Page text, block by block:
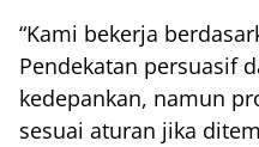
“Kami bekerja
Pendekatan persuasif
kedepankan, namun
sesuai aturan jika